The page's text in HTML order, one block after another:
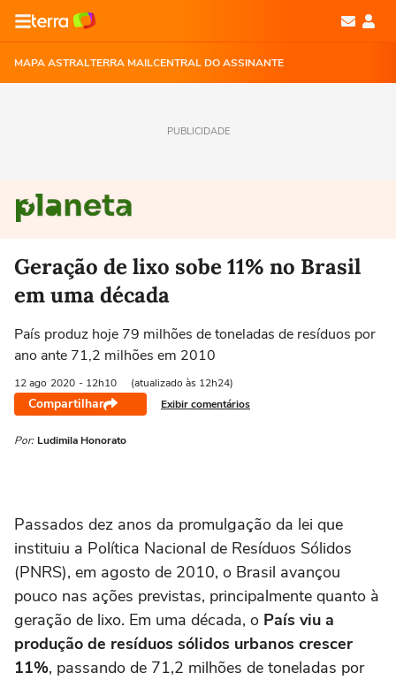
MAPA ASTRALTERRA MAILCENTRAL DO ASSINANTE
PUBLICIDADE
Geração de lixo sobe 11% no Brasil
em uma década
País produz hoje 79 milhões de toneladas de resíduos por
ano ante 71,2 milhões em 2010
12 ago 2020 - 12h10 (atualizado às 12h24)
Compartilhar Exibir comentários
Por: Ludimila Honorato
Passados dez anos da promulgação da lei que
instituiu a Política Nacional de Resíduos Sólidos
(PNRS), em agosto de 2010, o Brasil avançou
pouco nas ações previstas, principalmente quanto à
geração de lixo. Em uma década, o País viu a
produção de resíduos sólidos urbanos crescer
11%, passando de 71,2 milhões de toneladas por